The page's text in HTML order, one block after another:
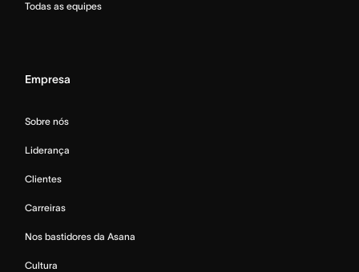
Todas as equipes
Empresa
Sobre nós
Liderança
Clientes
Carreiras
Nos bastidores da Asana
Cultura